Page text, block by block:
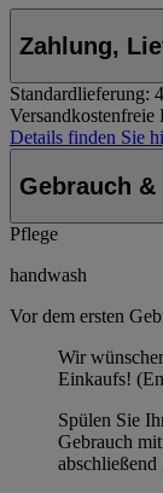
Zahlung,
Standardlieferung:
Details finden Sie
Gebrauch &
Pflege
handwash
Vor dem ersten
Wir
Einkaufs!
Spülen Sie
Gebrauch